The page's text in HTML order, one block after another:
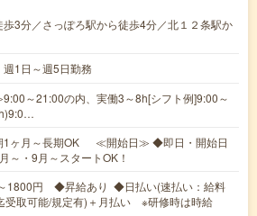
3分／さっぽろ駅から徒歩4分／北１２条駅か
週1日～週5日勤務
～21:00の内、実働3～8h[シフト例]9:00～
1ヶ月～長期OK ≪開始日≫ ◆即日・開始日
～・9月～スタートOK！
1800円 ◆昇給あり ◆日払い(速払い：給料
受取可能/規定有)＋月払い ※研修時は時給